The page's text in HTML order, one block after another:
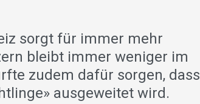
sorgt für immer mehr
bleibt immer weniger im
zudem dafür sorgen, dass
ausgeweitet wird.